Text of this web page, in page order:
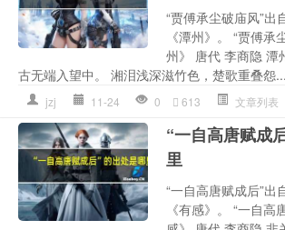
“贾傅承尘破庙风”出
《潭州》。 “贾傅承
州》 唐代 李商隐 潭
古无端入望中。 湘泪浅深滋竹色，楚歌重叠怨...
jzj 11-24 0 613 文章列表
“一自高唐赋成
里
“一自高唐赋成后”出
《有感》。 “一自高